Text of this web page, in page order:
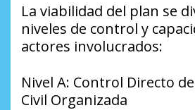
​La viabilidad del plan se
niveles de control y
actores involucrados:
​Nivel A: Control Directo
Civil Organizada